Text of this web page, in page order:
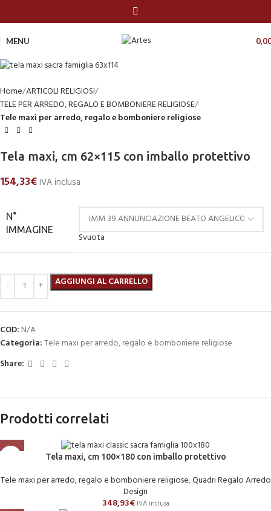
MENU
Home ARTICOLI RELIGIOSI
TELE PER ARREDO, REGALO E BOMBONIERE RELIGIOSE
Tele maxi per arredo, regalo e bomboniere religiose
Tela maxi, cm 62×115 con imballo protettivo
154,33€IVA inclusa
N°
IMMAGINE
Svuota
AGGIUNGI AL CARRELLO
COD: N/A
Categoria:Tele maxi per arredo, regalo e bomboniere religiose
Share:
Prodotti correlati
Tela maxi, cm 100×180 con imballo protettivo
Tele maxi per arredo, regalo e bomboniere religiose,Quadri Regalo Arredo
Design
348,93€ IVA inclusa